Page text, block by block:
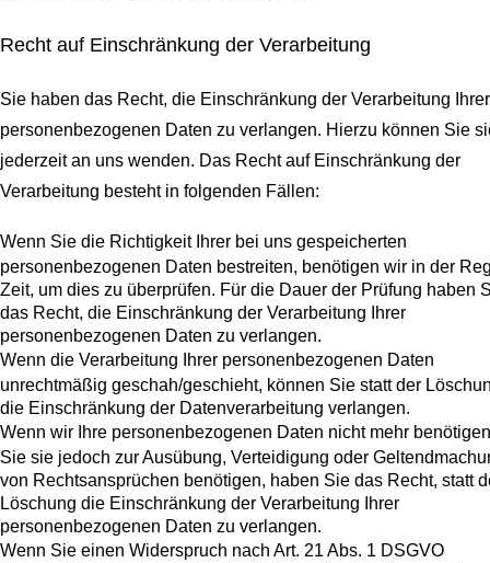
Recht auf Einschränkung der Verarbeitung
Sie haben das Recht, die Einschränkung der Verarbeitung Ihrer
personenbezogenen Daten zu verlangen. Hierzu können Sie
jederzeit an uns wenden. Das Recht auf Einschränkung der
Verarbeitung besteht in folgenden Fällen:
Wenn Sie die Richtigkeit Ihrer bei uns gespeicherten
personenbezogenen Daten bestreiten, benötigen wir in der
Zeit, um dies zu überprüfen. Für die Dauer der Prüfung haben
das Recht, die Einschränkung der Verarbeitung Ihrer
personenbezogenen Daten zu verlangen.
Wenn die Verarbeitung Ihrer personenbezogenen Daten
unrechtmäßig geschah/geschieht, können Sie statt der
die Einschränkung der Datenverarbeitung verlangen.
Wenn wir Ihre personenbezogenen Daten nicht mehr
Sie sie jedoch zur Ausübung, Verteidigung oder
von Rechtsansprüchen benötigen, haben Sie das Recht, statt
Löschung die Einschränkung der Verarbeitung Ihrer
personenbezogenen Daten zu verlangen.
Wenn Sie einen Widerspruch nach Art. 21 Abs. 1 DSGVO